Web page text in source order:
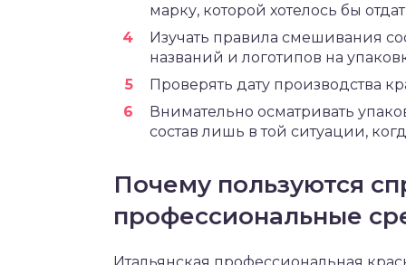
марку, которой хотелось бы
Изучать правила смешивания
названий и логотипов на
Проверять дату производства
Внимательно осматривать
состав лишь в той ситуации,
Почему пользуются
профессиональные